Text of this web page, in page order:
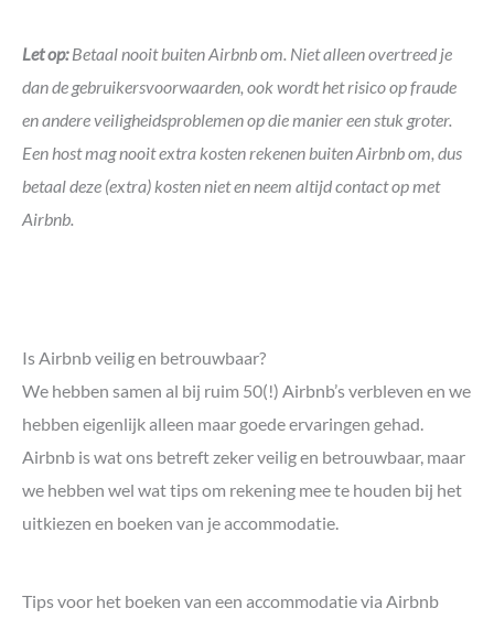
Let op:Betaal nooit buiten Airbnb om. Niet alleen overtreed je
dan de gebruikersvoorwaarden, ook wordt het risico op fraude
en andere veiligheidsproblemen op die manier een stuk groter.
Een host mag nooit extra kosten rekenen buiten Airbnb om, dus
betaal deze (extra) kosten niet en neem altijd contact op met
Airbnb.
Is Airbnb veilig en betrouwbaar?
We hebben samen al bij ruim 50(!) Airbnb’s verbleven en we
hebben eigenlijk alleen maar goede ervaringen gehad.
Airbnb is wat ons betreft zeker veilig en betrouwbaar, maar
we hebben wel wat tips om rekening mee te houden bij het
uitkiezen en boeken van je accommodatie.
Tips voor het boeken van een accommodatie via Airbnb